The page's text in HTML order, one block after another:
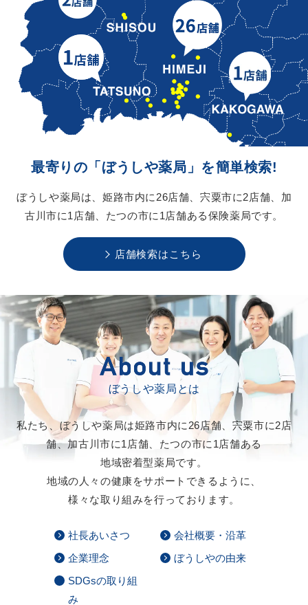
最寄りの「ぼうしや薬局」を簡単検索!
ぼうしや薬局は、 姫路市内に26店舗、 宍粟市に2店舗、 加
古川市に1店舗、 たつの市に1店舗ある保険薬局です。
店舗検索はこちら
ぼうしや薬局とは
私たち、ぼうしや薬局は姫路市内に26店舗、 宍粟市に2店
舗、加古川市に1店舗、 たつの市に1店舗ある
地域密着型薬局です。
地域の人々の健康をサポートできるように、
様々な取り組みを行っております。
社長あいさつ
会社概要・沿革
企業理念
ぼうしやの由来
SDGsの取り組
み